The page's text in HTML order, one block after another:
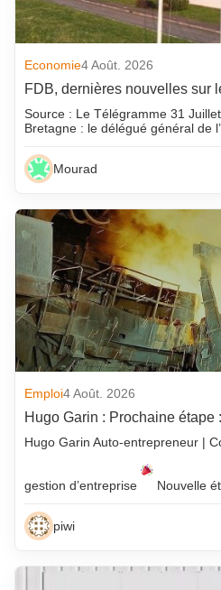
Economie4 Août. 2026
FDB, dernières nouvelles sur
Source : Le Télégramme 31
Bretagne : le délégué général de
Mourad
Emploi4 Août. 2026
Hugo Garin : Prochaine étape
Hugo Garin Auto-entrepreneur |
gestion d’entreprise Nouvelle
piwi